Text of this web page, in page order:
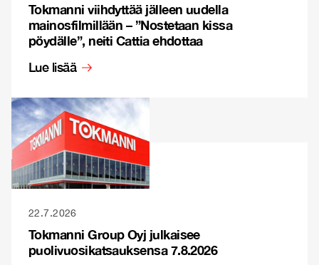
Tokmanni viihdyttää jälleen uudella
mainosfilmillään – ”Nostetaan kissa
pöydälle”, neiti Cattia ehdottaa
Lue lisää
22.7.2026
Tokmanni Group Oyj julkaisee
puolivuosikatsauksensa 7.8.2026